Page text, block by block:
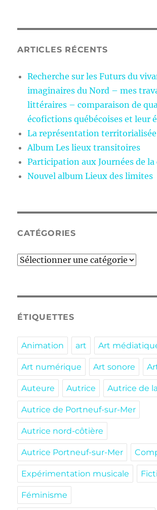
ARTICLES RÉCENTS
Recherche sur les Futurs du
imaginaires du Nord – mes
littéraires – comparaison de
écofictions québécoises et leur
La représentation territorialisée
Album Les lieux transitoires
Participation aux Journées de
Nouvel album Lieux des limites
CATÉGORIES
Catégories
ÉTIQUETTES
Animation art Art
Art numérique Art sonore
Auteure Autrice Autrice de
Autrice de Portneuf-sur-Mer
Autrice nord-côtière
Autrice Portneuf-sur-Mer
Expérimentation musicale
Féminisme